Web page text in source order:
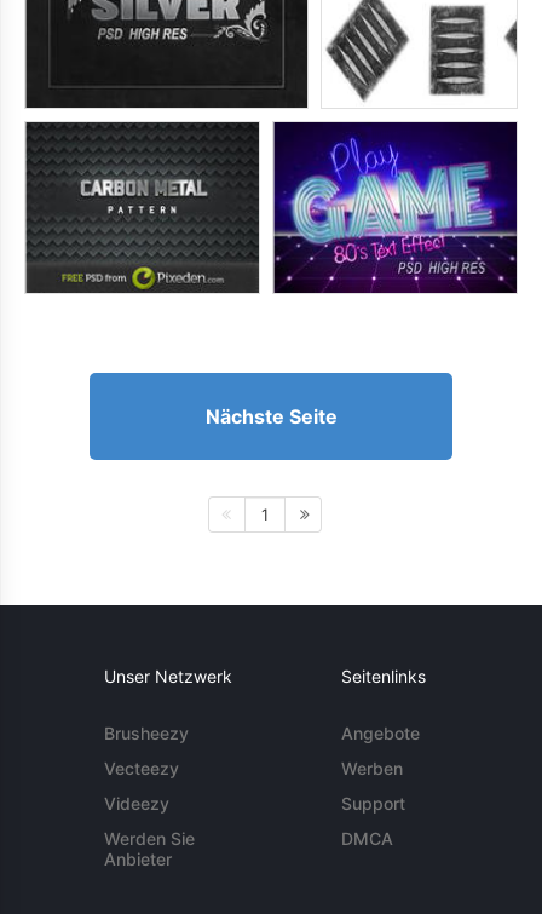
Nächste Seite
1
Unser Netzwerk
Brusheezy
Vecteezy
Videezy
Werden Sie
Anbieter
Seitenlinks
Angebote
Werben
Support
DMCA